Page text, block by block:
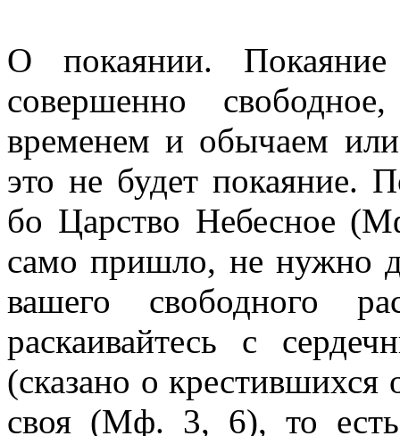
О покаянии.
совершенно
временем и обычаем
это не будет покаяние.
бо Царство Небесное
само пришло, не нужно
вашего свободного
раскаивайтесь с
(сказано о
своя (Мф. 3, 6), то